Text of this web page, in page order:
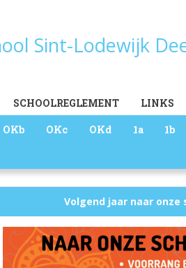
Sint-Lodewijk
OKb OKc OKd 1a 1b
SCHOOLREGLEMENT LINKS
Volgend jaar naar onze